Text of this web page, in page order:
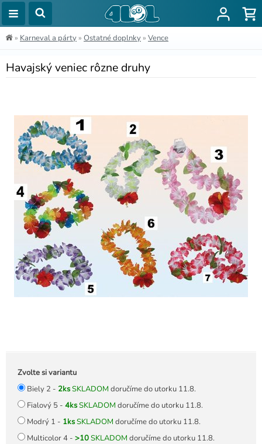
» Karneval a párty » Ostatné doplnky » Vence
Havajský veniec rôzne druhy
Zvolte si variantu
Biely 2 - 2ksSKLADOM doručíme do utorku 11.8.
Fialový 5 - 4ksSKLADOM doručíme do utorku 11.8.
Modrý 1 - 1ksSKLADOM doručíme do utorku 11.8.
Multicolor 4 - >10SKLADOM doručíme do utorku 11.8.